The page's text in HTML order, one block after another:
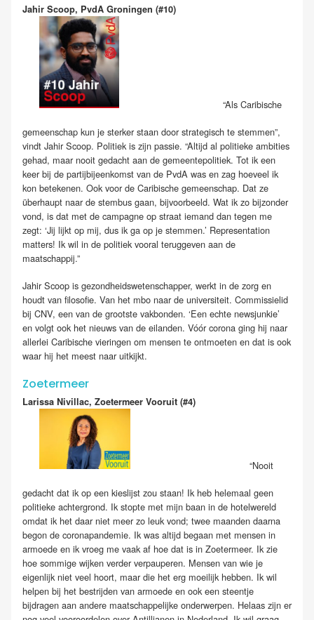
Jahir Scoop, PvdA Groningen (#10)
“Als Caribische
gemeenschap kun je sterker staan door strategisch te stemmen”,
vindt Jahir Scoop. Politiek is zijn passie. “Altijd al politieke ambities
gehad, maar nooit gedacht aan de gemeentepolitiek. Tot ik een
keer bij de partijbijeenkomst van de PvdA was en zag hoeveel ik
kon betekenen. Ook voor de Caribische gemeenschap. Dat ze
überhaupt naar de stembus gaan, bijvoorbeeld. Wat ik zo bijzonder
vond, is dat met de campagne op straat iemand dan tegen me
zegt: ‘Jij lijkt op mij, dus ik ga op je stemmen.’ Representation
matters! Ik wil in de politiek vooral teruggeven aan de
maatschappij.”
Jahir Scoop is gezondheidswetenschapper, werkt in de zorg en
houdt van filosofie. Van het mbo naar de universiteit. Commissielid
bij CNV, een van de grootste vakbonden. ‘Een echte newsjunkie’
en volgt ook het nieuws van de eilanden. Vóór corona ging hij naar
allerlei Caribische vieringen om mensen te ontmoeten en dat is ook
waar hij het meest naar uitkijkt.
Zoetermeer
Larissa Nivillac, Zoetermeer Vooruit (#4)
“Nooit
gedacht dat ik op een kieslijst zou staan! Ik heb helemaal geen
politieke achtergrond. Ik stopte met mijn baan in de hotelwereld
omdat ik het daar niet meer zo leuk vond; twee maanden daarna
begon de coronapandemie. Ik was altijd begaan met mensen in
armoede en ik vroeg me vaak af hoe dat is in Zoetermeer. Ik zie
hoe sommige wijken verder verpauperen. Mensen van wie je
eigenlijk niet veel hoort, maar die het erg moeilijk hebben. Ik wil
helpen bij het bestrijden van armoede en ook een steentje
bijdragen aan andere maatschappelijke onderwerpen. Helaas zijn er